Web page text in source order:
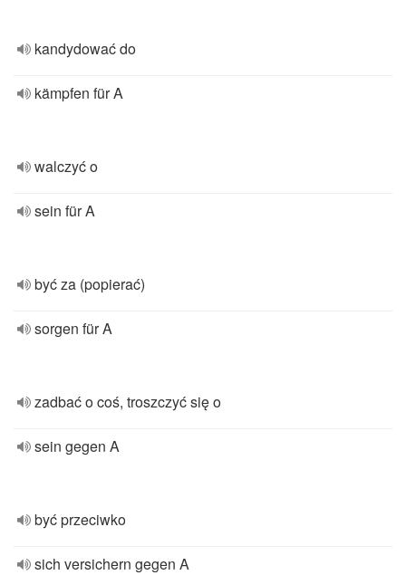
kandydować do
kämpfen für A
walczyć o
sein für A
być za (popierać)
sorgen für A
zadbać o coś, troszczyć się o
sein gegen A
być przeciwko
sich versichern gegen A